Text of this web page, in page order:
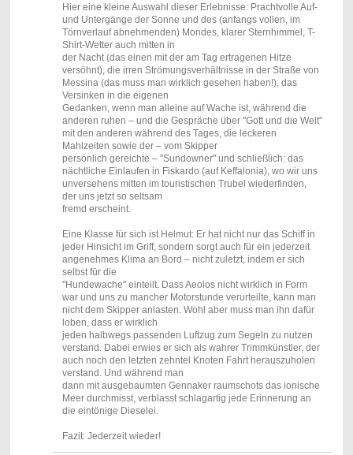
Hier eine kleine Auswahl dieser Erlebnisse: Prachtvolle Auf-
und Untergänge der Sonne und des (anfangs vollen, im
Törnverlauf abnehmenden) Mondes, klarer Sternhimmel, T-
Shirt-Wetter auch mitten in
der Nacht (das einen mit der am Tag ertragenen Hitze
versöhnt), die irren Strömungsverhältnisse in der Straße von
Messina (das muss man wirklich gesehen haben!), das
Versinken in die eigenen
Gedanken, wenn man alleine auf Wache ist, während die
anderen ruhen – und die Gespräche über "Gott und die Welt"
mit den anderen während des Tages, die leckeren
Mahlzeiten sowie der – vom Skipper
persönlich gereichte – "Sundowner" und schließlich: das
nächtliche Einlaufen in Fiskardo (auf Keffalonia), wo wir uns
unversehens mitten im touristischen Trubel wiederfinden,
der uns jetzt so seltsam
fremd erscheint.
Eine Klasse für sich ist Helmut: Er hat nicht nur das Schiff in
jeder Hinsicht im Griff, sondern sorgt auch für ein jederzeit
angenehmes Klima an Bord – nicht zuletzt, indem er sich
selbst für die
"Hundewache" einteilt. Dass Aeolos nicht wirklich in Form
war und uns zu mancher Motorstunde verurteilte, kann man
nicht dem Skipper anlasten. Wohl aber muss man ihn dafür
loben, dass er wirklich
jeden halbwegs passenden Luftzug zum Segeln zu nutzen
verstand. Dabei erwies er sich als wahrer Trimmkünstler, der
auch noch den letzten zehntel Knoten Fahrt herauszuholen
verstand. Und während man
dann mit ausgebaumten Gennaker raumschots das ionische
Meer durchmisst, verblasst schlagartig jede Erinnerung an
die eintönige Dieselei.
Fazit: Jederzeit wieder!